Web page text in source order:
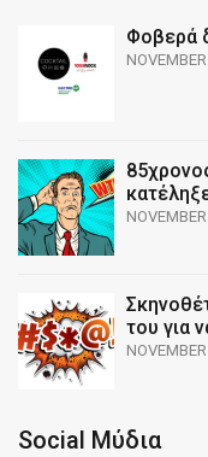
Φοβερά
του για
Social Μύδια